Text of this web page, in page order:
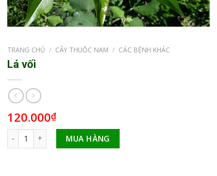
TRANG CHỦ / CÂY THUỐC NAM / CÁC BỆNH KHÁC
Lá vối
120.000₫
Lá vối số lượng MUA HÀNG